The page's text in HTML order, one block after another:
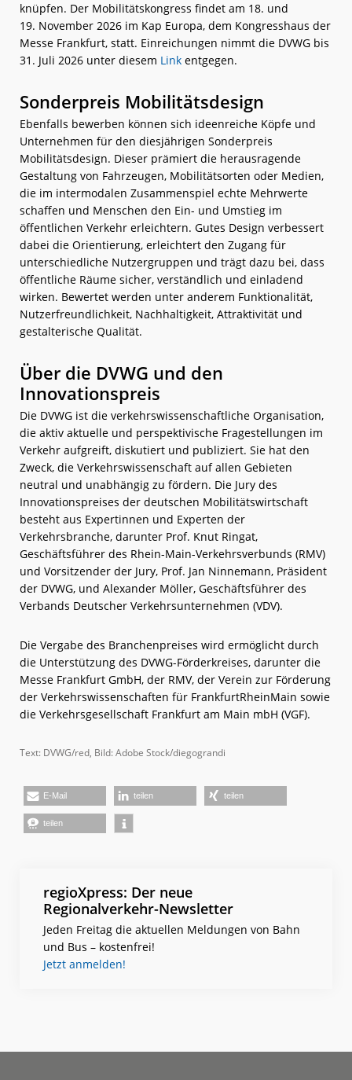
knüpfen. Der Mobilitätskongress findet am 18. und
19. November 2026 im Kap Europa, dem Kongresshaus der
Messe Frankfurt, statt. Einreichungen nimmt die DVWG bis
31. Juli 2026 unter diesem Link entgegen.
Sonderpreis Mobilitätsdesign
Ebenfalls bewerben können sich ideenreiche Köpfe und
Unternehmen für den diesjährigen Sonderpreis
Mobilitätsdesign. Dieser prämiert die herausragende
Gestaltung von Fahrzeugen, Mobilitätsorten oder Medien,
die im intermodalen Zusammenspiel echte Mehrwerte
schaffen und Menschen den Ein- und Umstieg im
öffentlichen Verkehr erleichtern. Gutes Design verbessert
dabei die Orientierung, erleichtert den Zugang für
unterschiedliche Nutzergruppen und trägt dazu bei, dass
öffentliche Räume sicher, verständlich und einladend
wirken. Bewertet werden unter anderem Funktionalität,
Nutzerfreundlichkeit, Nachhaltigkeit, Attraktivität und
gestalterische Qualität.
Über die DVWG und den
Innovationspreis
Die DVWG ist die verkehrswissenschaftliche Organisation,
die aktiv aktuelle und perspektivische Fragestellungen im
Verkehr aufgreift, diskutiert und publiziert. Sie hat den
Zweck, die Verkehrswissenschaft auf allen Gebieten
neutral und unabhängig zu fördern. Die Jury des
Innovationspreises der deutschen Mobilitätswirtschaft
besteht aus Expertinnen und Experten der
Verkehrsbranche, darunter Prof. Knut Ringat,
Geschäftsführer des Rhein-Main-Verkehrsverbunds (RMV)
und Vorsitzender der Jury, Prof. Jan Ninnemann, Präsident
der DVWG, und Alexander Möller, Geschäftsführer des
Verbands Deutscher Verkehrsunternehmen (VDV).
Die Vergabe des Branchenpreises wird ermöglicht durch
die Unterstützung des DVWG-Förderkreises, darunter die
Messe Frankfurt GmbH, der RMV, der Verein zur Förderung
der Verkehrswissenschaften für FrankfurtRheinMain sowie
die Verkehrsgesellschaft Frankfurt am Main mbH (VGF).
Text: DVWG/red, Bild: Adobe Stock/diegograndi
E-Mail teilen teilen
teilen
regioXpress: Der neue
Regionalverkehr-Newsletter
Jeden Freitag die aktuellen Meldungen von Bahn
und Bus – kostenfrei!
Jetzt anmelden!